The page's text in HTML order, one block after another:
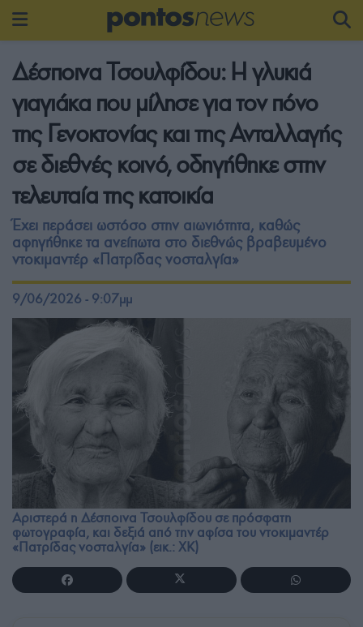
Δέσποινα Τσουλφίδου: Η γλυκιά
γιαγιάκα που μίλησε για τον πόνο
της Γενοκτονίας και της Ανταλλαγής
σε διεθνές κοινό, οδηγήθηκε στην
τελευταία της κατοικία
Έχει περάσει ωστόσο στην αιωνιότητα, καθώς
αφηγήθηκε τα ανείπωτα στο διεθνώς βραβευμένο
ντοκιμαντέρ «Πατρίδας νοσταλγία»
9/06/2026 - 9:07μμ
Αριστερά η Δέσποινα Τσουλφίδου σε πρόσφατη
φωτογραφία, και δεξιά από την αφίσα του ντοκιμαντέρ
«Πατρίδας νοσταλγία» (εικ.: ΧΚ)